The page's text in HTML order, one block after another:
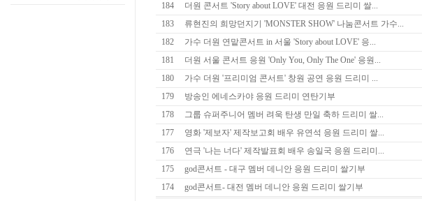
184
더원 콘서트 'Story about LOVE' 대전 응원 드리미 쌀...
183
류현진의 희망던지기 'MONSTER SHOW' 나눔콘서트 가수...
182
가수 더원 연맡콘서트 in 서울 'Story about LOVE' 응...
181
더원 서울 콘서트 응원 'Only You, Only The One' 응원...
180
가수 더원 '프리미엄 콘서트' 창원 공연 응원 드리미 ...
179
방송인 에네스카야 응원 드리미 연탄기부
178
그룹 슈퍼주니어 멤버 려욱 탄생 만일 축하 드리미 쌀...
177
영화 '제보자' 제작보고회 배우 유연석 응원 드리미 쌀...
176
연극 '나는 너다' 제작발표회 배우 송일국 응원 드리미...
175
god콘서트 - 대구 멤버 데니안 응원 드리미 쌀기부
174
god콘서트- 대전 멤버 데니안 응원 드리미 쌀기부